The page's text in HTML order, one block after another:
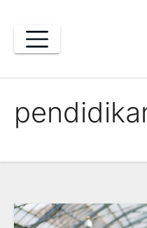
content